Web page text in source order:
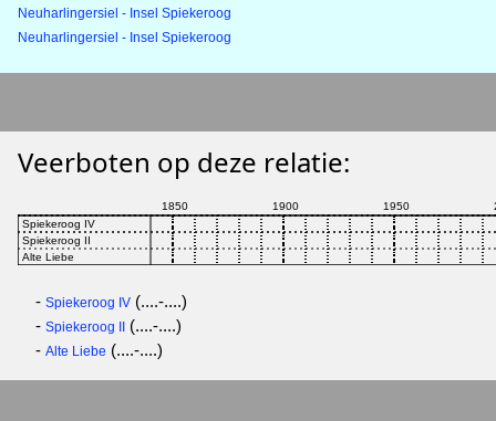
Neuharlingersiel - Insel Spiekeroog
Neuharlingersiel - Insel Spiekeroog
Veerboten op deze relatie:
- Spiekeroog IV (....-....)
- Spiekeroog II (....-....)
- Alte Liebe (....-....)